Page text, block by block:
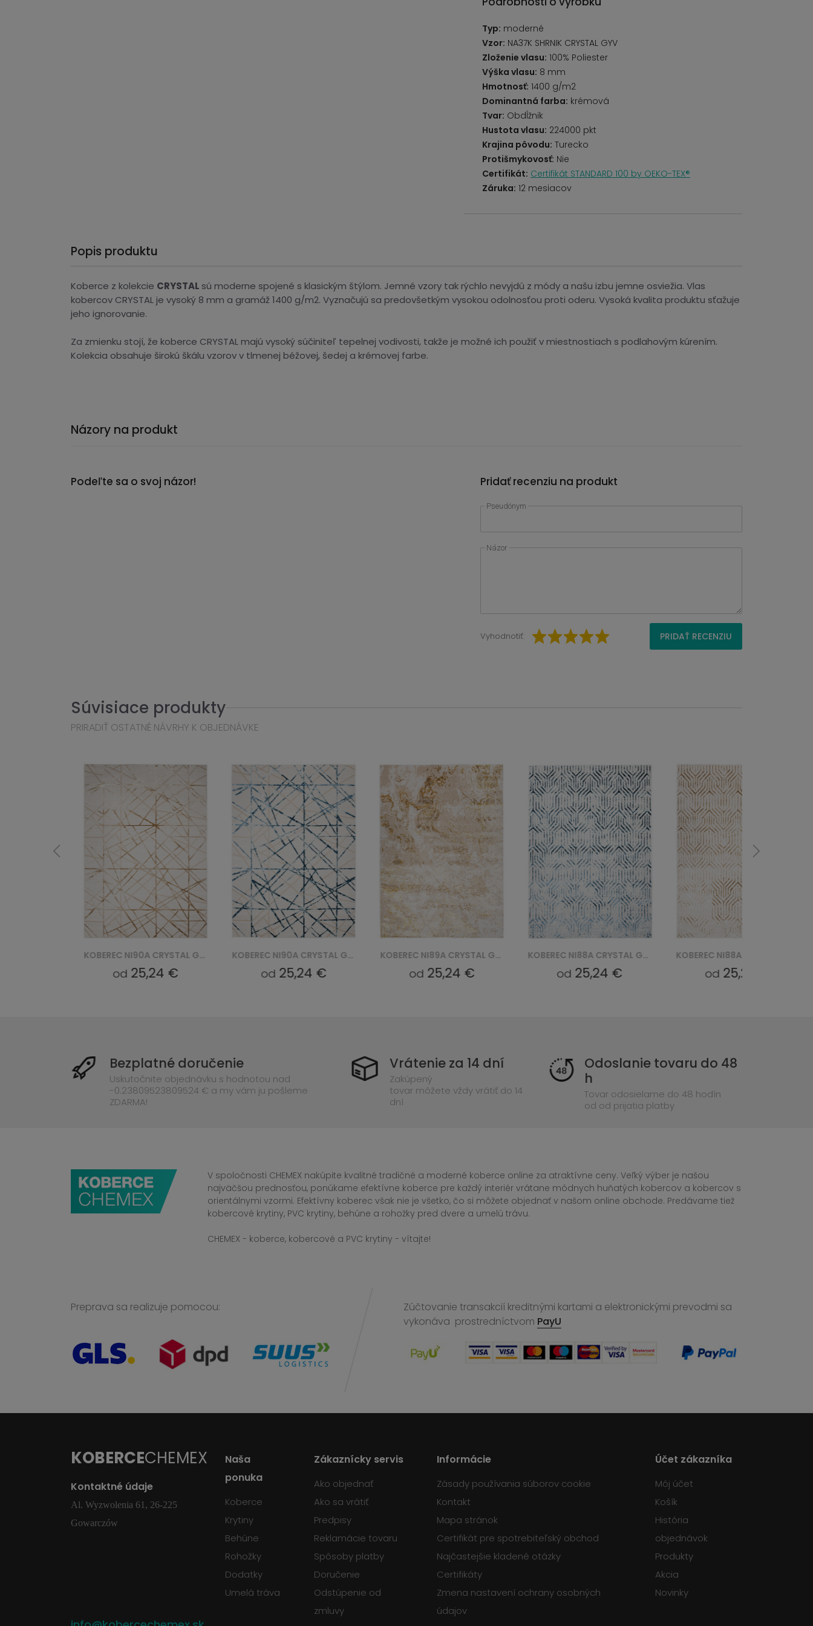
Typ: moderné
Vzor: NA37K SHRNIK CRYSTAL GYV
Zloženie vlasu: 100% Poliester
Výška vlasu: 8 mm
Hmotnosť: 1400 g/m2
Dominantná farba: krémová
Tvar: Obdĺžnik
Hustota vlasu: 224000 pkt
Krajina pôvodu: Turecko
Protišmykovosť: Nie
Certifikát: Certifikát STANDARD 100 by OEKO-TEX®
Záruka: 12 mesiacov
Popis produktu
Koberce z kolekcie CRYSTAL sú moderne spojené s klasickým štýlom. Jemné vzory tak rýchlo nevyjdú z módy a našu izbu jemne osviežia. Vlas
kobercov CRYSTAL je vysoký 8 mm a gramáž 1400 g/m2. Vyznačujú sa predovšetkým vysokou odolnosťou proti oderu. Vysoká kvalita produktu sťažuje
jeho ignorovanie.
Za zmienku stojí, že koberce CRYSTAL majú vysoký súčiniteľ tepelnej vodivosti, takže je možné ich použiť v miestnostiach s podlahovým kúrením.
Kolekcia obsahuje širokú škálu vzorov v tlmenej béžovej, šedej a krémovej farbe.
Názory na produkt
Podeľte sa o svoj názor! Pridať recenziu na produkt
Pseudónym
Názor
Vyhodnotiť: PRIDAŤ RECENZIU
Súvisiace produkty
PRIRADIŤ OSTATNÉ NÁVRHY K OBJEDNÁVKE
KOBEREC NI90A CRYSTAL GYU - BEŻOWY
od25,24 €
KOBEREC NI90A CRYSTAL GYU - NIEBIESKI
od25,24 €
KOBEREC NI89A CRYSTAL GYU - BEŻOWY
od25,24 €
KOBEREC NI88A CRYSTAL GYU - NIEBIESKI
od25,24 € od25,24 €
Bezplatné doručenie
Uskutočnite objednávku s hodnotou nad
-0.23809523809524 € a my vám ju pošleme
ZDARMA!
Vrátenie za 14 dní
Zakúpený
tovar môžete vždy vrátiť do 14
dní
Odoslanie tovaru do 48
h
Tovar odosielame do 48 hodín
od od prijatia platby
V spoločnosti CHEMEX nakúpite kvalitné tradičné a moderné koberce online za atraktívne ceny. Veľký výber je našou
najväčšou prednosťou, ponúkame efektívne koberce pre každý interiér vrátane módnych huňatých kobercov a kobercov s
orientálnymi vzormi. Efektívny koberec však nie je všetko, čo si môžete objednať v našom online obchode. Predávame tiež
kobercové krytiny, PVC krytiny, behúne a rohožky pred dvere a umelú trávu.
CHEMEX - koberce, kobercové a PVC krytiny - vítajte!
Preprava sa realizuje pomocou:
Zúčtovanie transakcií kreditnými kartami a elektronickými prevodmi sa
vykonáva prostredníctvom PayU
KOBERCECHEMEX
Kontaktné údaje
Al. Wyzwolenia 61, 26-225
Gowarczów
Naša
ponuka
Koberce
Krytiny
Behúne
Rohožky
Dodatky
Umelá tráva
Zákaznícky servis
Ako objednať
Ako sa vrátiť
Predpisy
Reklamácie tovaru
Spôsoby platby
Doručenie
Odstúpenie od
zmluvy
Informácie
Zásady používania súborov cookie
Kontakt
Mapa stránok
Certifikát pre spotrebiteľský obchod
Najčastejšie kladené otázky
Certifikáty
Zmena nastavení ochrany osobných
údajov
Účet zákazníka
Môj účet
Košík
História
objednávok
Produkty
Akcia
Novinky